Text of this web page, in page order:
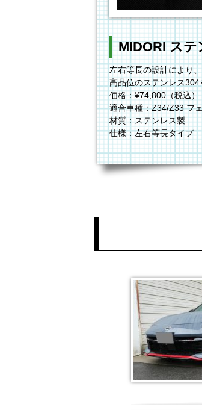
MIDORI ス
左右等長の設計により
高品位のステンレス
価格：¥74,800（税込）
適合車種：Z34/Z33 フ
材質：ステンレス製
仕様：左右等長タイプ